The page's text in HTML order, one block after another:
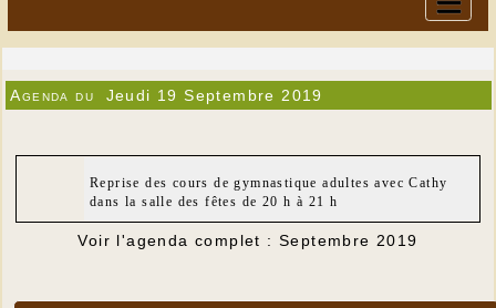
Agenda du Jeudi 19 Septembre 2019
Reprise des cours de gymnastique adultes avec Cathy
dans la salle des fêtes de 20 h à 21 h
Voir l'agenda complet : Septembre 2019